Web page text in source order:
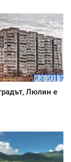
Люлин е